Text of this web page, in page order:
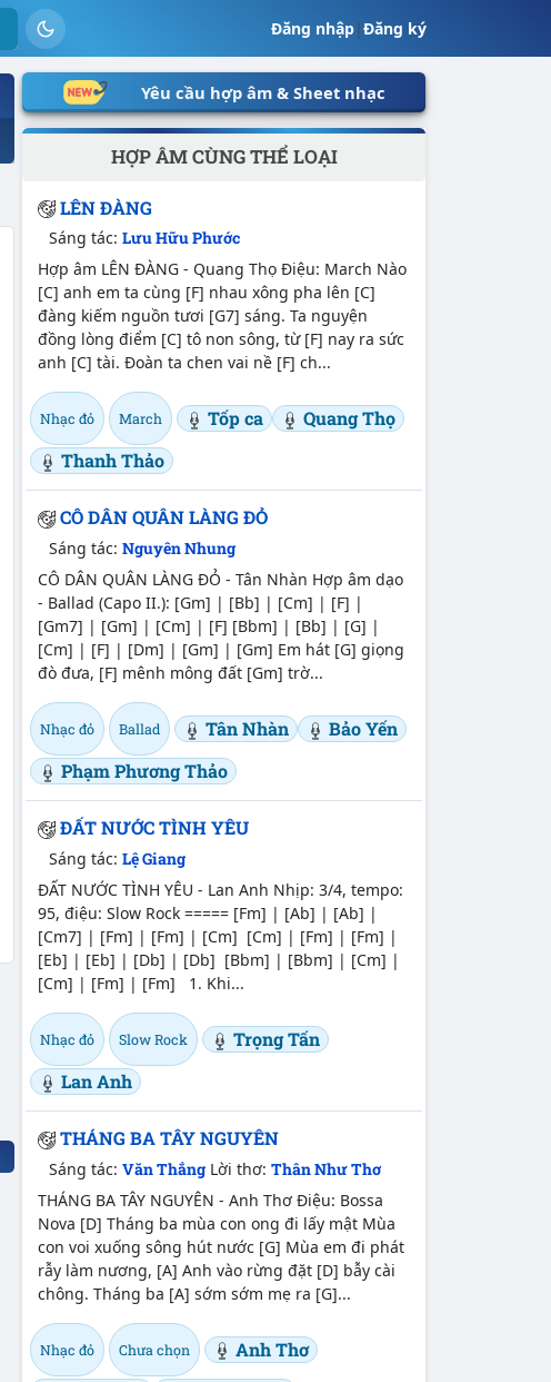
Đăng nhập|Đăng ký
Yêu cầu hợp âm & Sheet nhạc
HỢP ÂM CÙNG THỂ LOẠI
LÊN ĐÀNG
Sáng tác:Lưu Hữu Phước
Hợp âm LÊN ĐÀNG - Quang Thọ Điệu: March Nào
[C] anh em ta cùng [F] nhau xông pha lên [C]
đàng kiếm nguồn tươi [G7] sáng. Ta nguyện
đồng lòng điểm [C] tô non sông, từ [F] nay ra sức
anh [C] tài. Đoàn ta chen vai nề [F] ch...
Nhạc đỏ March Tốp ca
Quang Thọ
Thanh Thảo
CÔ DÂN QUÂN LÀNG ĐỎ
Sáng tác:Nguyên Nhung
CÔ DÂN QUÂN LÀNG ĐỎ - Tân Nhàn Hợp âm dạo
- Ballad (Capo II.): [Gm] | [Bb] | [Cm] | [F] |
[Gm7] | [Gm] | [Cm] | [F] [Bbm] | [Bb] | [G] |
[Cm] | [F] | [Dm] | [Gm] | [Gm] Em hát [G] giọng
đò đưa, [F] mênh mông đất [Gm] trờ...
Nhạc đỏ Ballad Tân Nhàn
Bảo Yến
Phạm Phương Thảo
ĐẤT NƯỚC TÌNH YÊU
Sáng tác:Lệ Giang
ĐẤT NƯỚC TÌNH YÊU - Lan Anh Nhịp: 3/4, tempo:
95, điệu: Slow Rock ===== [Fm] | [Ab] | [Ab] |
[Cm7] | [Fm] | [Fm] | [Cm] [Cm] | [Fm] | [Fm] |
[Eb] | [Eb] | [Db] | [Db] [Bbm] | [Bbm] | [Cm] |
[Cm] | [Fm] | [Fm] 1. Khi...
Nhạc đỏ Slow Rock
Trọng Tấn
Lan Anh
THÁNG BA TÂY NGUYÊN
Sáng tác:Văn Thắng Lời thơ:Thân Như Thơ
THÁNG BA TÂY NGUYÊN - Anh Thơ Điệu: Bossa
Nova [D] Tháng ba mùa con ong đi lấy mật Mùa
con voi xuống sông hút nước [G] Mùa em đi phát
rẫy làm nương, [A] Anh vào rừng đặt [D] bẫy cài
chông. Tháng ba [A] sớm sớm mẹ ra [G]...
Nhạc đỏ Chưa chọn
Anh Thơ